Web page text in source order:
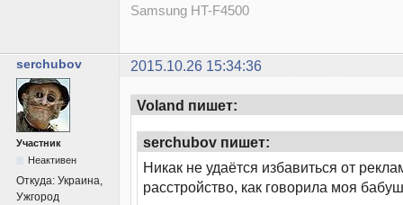
Samsung HT-F4500
serchubov 2015.10.26 15:34:36
Участник
Неактивен
Откуда: Украина,
Ужгород
Voland пишет:
serchubov пишет:
Никак не удаётся избавиться от
расстройство, как говорила моя